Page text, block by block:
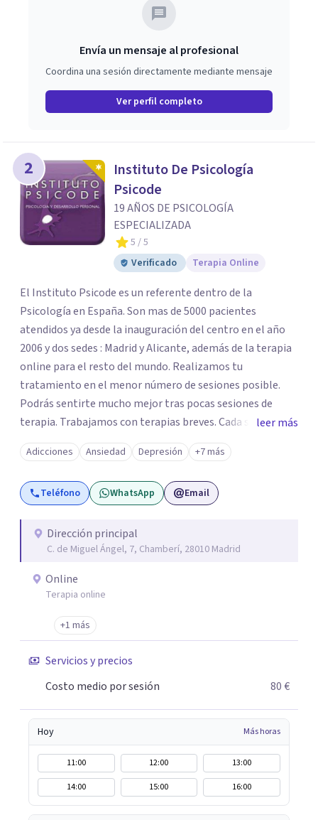
Envía un mensaje al profesional
Coordina una sesión directamente mediante mensaje
Ver perfil completo
2
Instituto De Psicología
Psicode
19 AÑOS DE PSICOLOGÍA
ESPECIALIZADA
5 / 5
Verificado
Terapia Online
El Instituto Psicode es un referente dentro de la
Psicología en España. Son mas de 5000 pacientes
atendidos ya desde la inauguración del centro en el año
2006 y dos sedes : Madrid y Alicante, además de la terapia
online para el resto del mundo. Realizamos tu
tratamiento en el menor número de sesiones posible.
Podrás sentirte mucho mejor tras pocas sesiones de
terapia. Trabajamos con terapias breves. Cada sesión de
terapia te resultará de utilidad y te ayudará a conseguir
tus objetivos. Entre nuestras especialidades destaca la
terapia de pareja y sexual, así como el tratamiento de
problemas emocionales, obsesiones, ansiedad , estrés,
además con un servicio de hipnosis regresiva para el
trabajo de "Terapia del Alma".
leer más
Adicciones Ansiedad Depresión +7 más
Teléfono WhatsApp Email
Dirección principal
C. de Miguel Ángel, 7, Chamberí, 28010 Madrid
Online
Terapia online
+1 más
Servicios y precios
Costo medio por sesión
80 €
Hoy Más horas
11:00 12:00
13:00
14:00
15:00 16:00